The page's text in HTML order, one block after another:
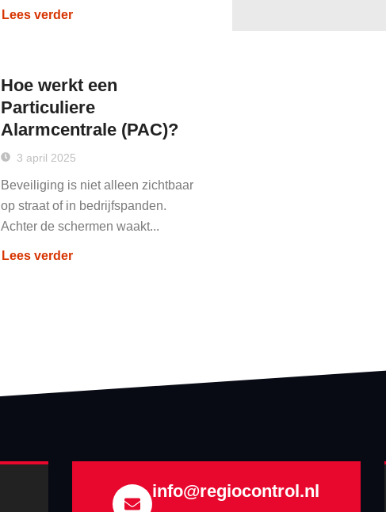
Lees verder
Hoe werkt een
Particuliere
Alarmcentrale (PAC)?
3 april 2025
Beveiliging is niet alleen zichtbaar
op straat of in bedrijfspanden.
Achter de schermen waakt...
Lees verder
info@regiocontrol.nl